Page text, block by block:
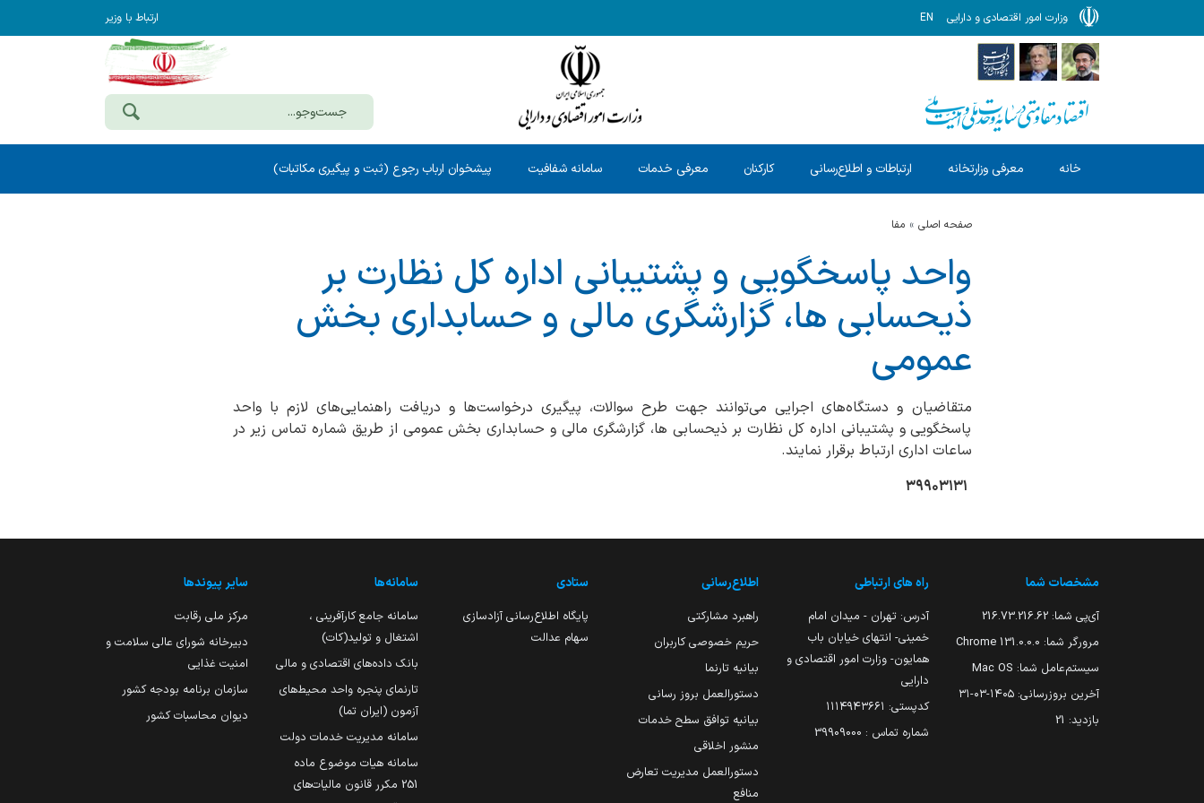
وزارت امور اقتصادی و دارایی EN ارتباط با وزیر
خانه معرفی وزارتخانه ارتباطات و اطلاع‌رسانی کارکنان معرفی خدمات سامانه شفافیت پیشخوان ارباب رجوع (ثبت و پیگیری مکاتبات)
صفحه اصلی مفا
واحد پاسخگویی و پشتیبانی اداره کل نظارت بر
ذیحسابی ها، گزارشگری مالی و حسابداری بخش
عمومی
متقاضیان و دستگاه‌های اجرایی می‌توانند جهت طرح سوالات، پیگیری درخواست‌ها و دریافت راهنمایی‌های لازم با واحد
پاسخگویی و پشتیبانی اداره کل نظارت بر ذیحسابی ها، گزارشگری مالی و حسابداری بخش عمومی از طریق شماره تماس زیر در
ساعات اداری ارتباط برقرار نمایند.
۳۹۹۰۳۱۳۱
مشخصات شما
آی‌پی شما: 216.73.216.62
مرورگر شما: 131.0.0.0 Chrome
سیستم‌عامل شما: Mac OS
آخرین بروزرسانی: ۱۴۰۵-۰۳-۳۱
بازدید: 21
راه های ارتباطی
آدرس: تهران - میدان امام
خمینی- انتهای خیابان باب
همایون- وزارت امور اقتصادی و
دارایی
کدپستی: ۱۱۱۴۹۴۳۶۶۱
شماره تماس : 39909000
اطلاع‌رسانی
راهبرد مشارکتی
حریم خصوصی کاربران
بیانیه تارنما
دستورالعمل بروز رسانی
بیانیه توافق سطح خدمات
منشور اخلاقی
دستورالعمل مدیریت تعارض
منافع
ستادی
پایگاه اطلاع‌رسانی آزادسازی
سهام عدالت
سامانه‌ها
سامانه جامع کارآفرینی ،
اشتغال و تولید(کات)
بانک داده‌های اقتصادی و مالی
تارنمای پنجره واحد محیط‌های
آزمون (ایران تما)
سامانه مدیریت خدمات دولت
سامانه هیات موضوع ماده
251 مکرر قانون مالیات‌های
سایر پیوندها
مرکز ملی رقابت
دبیرخانه شورای عالی سلامت و
امنیت غذایی
سازمان برنامه بودجه کشور
دیوان محاسبات کشور